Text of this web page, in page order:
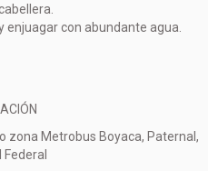
enjuagar con abundante agua.
zona Metrobus Boyaca, Paternal,
Federal